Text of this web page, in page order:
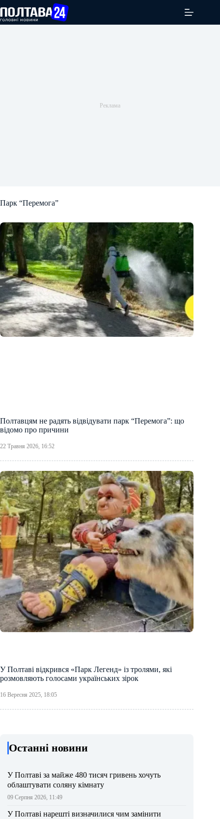
вмісту
Парк “Перемога”
Полтавцям не радять відвідувати парк “Перемога”: що
відомо про причини
22 Травня 2026, 16:52
У Полтаві відкрився «Парк Легенд» із тролями, які
розмовляють голосами українських зірок
16 Вересня 2025, 18:05
Останні новини
У Полтаві за майже 480 тисяч гривень хочуть
облаштувати соляну кімнату
09 Серпня 2026, 11:49
У Полтаві нарешті визначилися чим замінити